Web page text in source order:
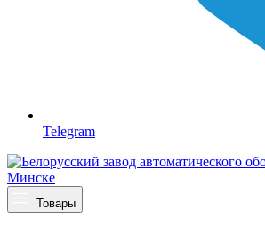
Telegram
Товары